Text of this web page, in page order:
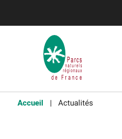
Accueil Actualités